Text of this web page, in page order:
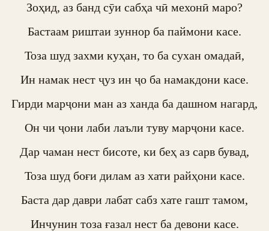
Зоҳид, аз банд сӯи сабҳа чӣ мехонӣ маро?
Бастаам риштаи зуннор ба паймони касе.
Тоза шуд захми куҳан, то ба сухан омадаӣ,
Ин намак нест ҷуз ин ҷо ба намакдони касе.
Гирди марҷони ман аз ханда ба дашном нагард,
Он чи ҷони лаби лаъли туву марҷони касе.
Дар чаман нест бисоте, ки беҳ аз сарв бувад,
Тоза шуд боғи дилам аз хати райҳони касе.
Баста дар даври лабат сабз хате гашт тамом,
Инчунин тоза ғазал нест ба девони касе.